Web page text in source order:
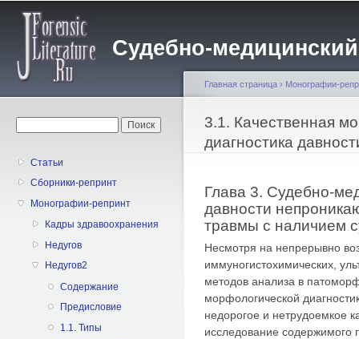
Судебно-
Статьи
Сборники-репринт
Монографии-репринт
Кадры здравоохранения
Недугов
Недугов2
Содержание
Предисловие
1.1. Типы
Вы здесь
Главная страница › Монографии-
3.1. Качественная
диагностика
Глава 3. Судебно-
давности
травмы с наличием
Несмотря на непрерывно
иммуногистохимических,
методов анализа в
морфологической
недорогое и нетрудоемкое
исследование